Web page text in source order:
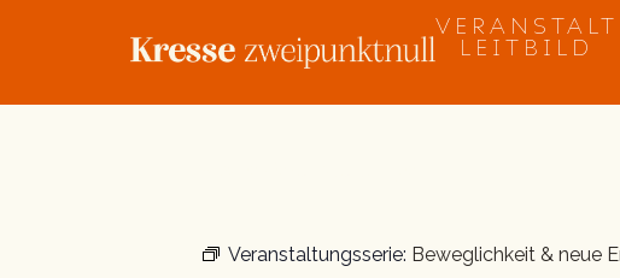
LEITBILD
Veranstaltungsserie: Beweglichkeit & neue